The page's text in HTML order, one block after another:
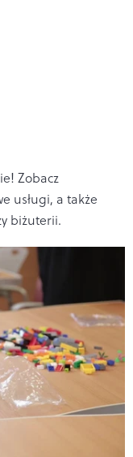
Zobacz
usługi, a także
biżuterii.